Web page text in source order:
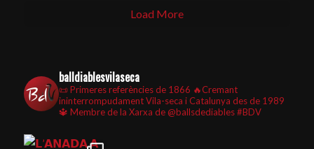
Load More
balldiablesvilaseca
📜 Primeres referències de 1866 🔥Cremant
ininterrompudament Vila-seca i Catalunya des de 1989
🔱 Membre de la Xarxa de @ballsdediables#BDV